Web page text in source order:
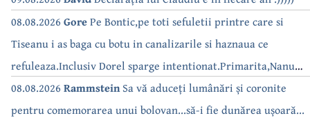
08.08.2026 GorePe Bontic,pe toti sefuletii printre care si
Tiseanu i as baga cu botu in canalizarile si haznaua ce
refuleaza.Inclusiv Dorel sparge intentionat.Primarita,Nanu
bea apa de la robinet.Asta as intreba o si pe Izabel Mitrea
08.08.2026 RammsteinSa vă aduceți lumânări și coronite
pentru comemorarea unui bolovan...să-i fie dunărea ușoară...